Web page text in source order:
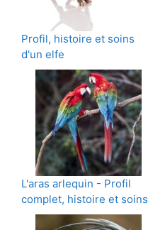
Profil, histoire et soins
d'un elfe
L'aras arlequin - Profil
complet, histoire et soins